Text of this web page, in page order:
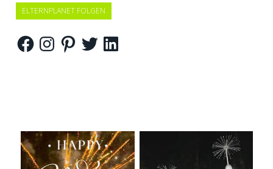
ELTERNPLANET FOLGEN
FacebookInstagramPinterestTwitterLinkedIn